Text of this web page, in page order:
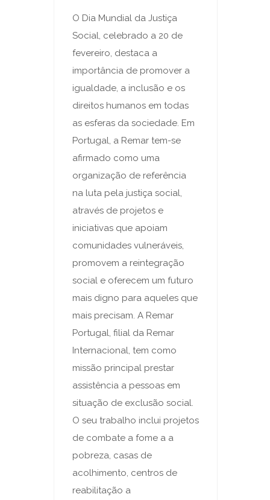
O Dia Mundial da Justiça
Social, celebrado a 20 de
fevereiro, destaca a
importância de promover a
igualdade, a inclusão e os
direitos humanos em todas
as esferas da sociedade. Em
Portugal, a Remar tem-se
afirmado como uma
organização de referência
na luta pela justiça social,
através de projetos e
iniciativas que apoiam
comunidades vulneráveis,
promovem a reintegração
social e oferecem um futuro
mais digno para aqueles que
mais precisam. A Remar
Portugal, filial da Remar
Internacional, tem como
missão principal prestar
assistência a pessoas em
situação de exclusão social.
O seu trabalho inclui projetos
de combate a fome a a
pobreza, casas de
acolhimento, centros de
reabilitação a